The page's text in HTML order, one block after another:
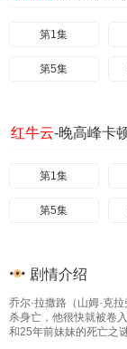
第1集
第5集
红牛云-晚高峰卡
第1集
第5集
剧情介绍
乔尔·拉撒路（山姆·克
杀身亡，他很快就被卷
和25年前妹妹的死亡之谜